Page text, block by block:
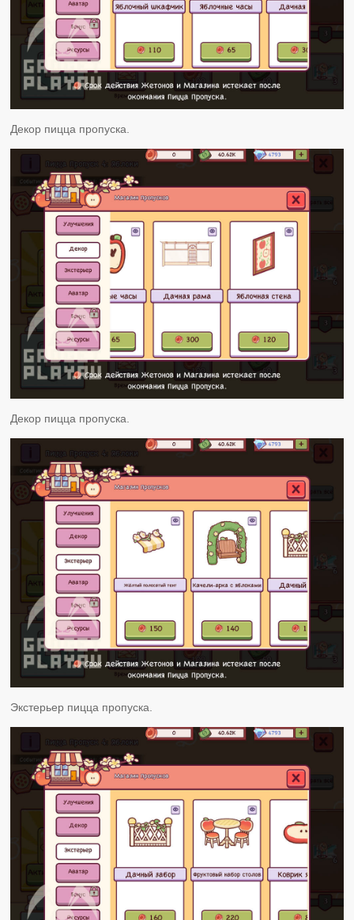
Декор пицца пропуска.
Декор пицца пропуска.
Экстерьер пицца пропуска.